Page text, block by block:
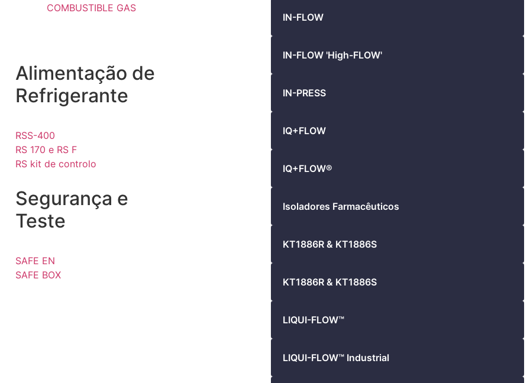
COMBUSTIBLE GAS
Alimentação de
Refrigerante
RSS-400
RS 170 e RS F
RS kit de controlo
Segurança e
Teste
SAFE EN
SAFE BOX
IN-FLOW
IN-FLOW 'High-FLOW'
IN-PRESS
IQ+FLOW
IQ+FLOW®
Isoladores Farmacêuticos
KT1886R & KT1886S
KT1886R & KT1886S
LIQUI-FLOW™
LIQUI-FLOW™ Industrial